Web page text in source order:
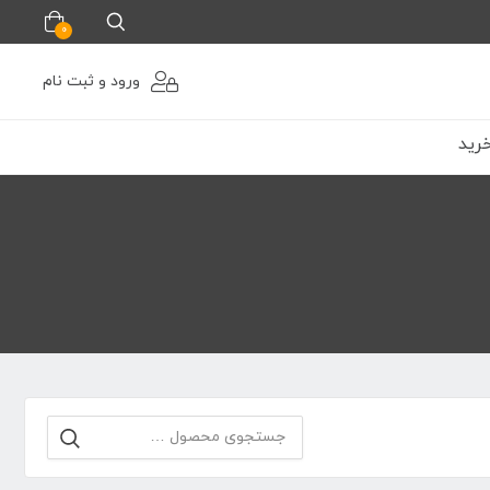
0
ورود و ثبت نام
جستجو
برای: